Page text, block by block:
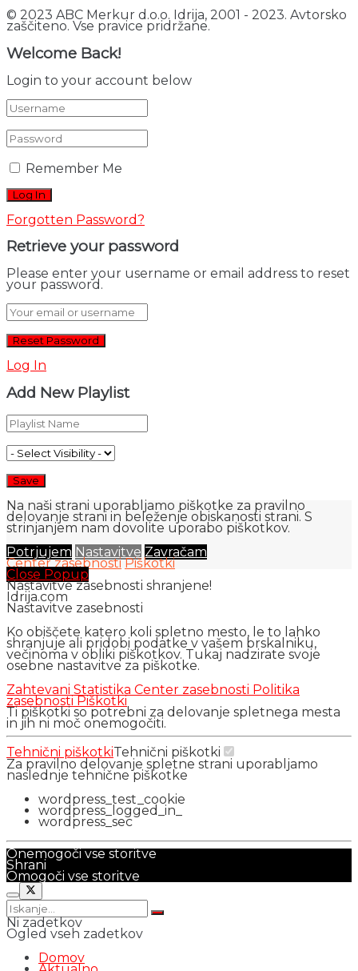
© 2023 ABC Merkur d.o.o. Idrija, 2001 - 2023. Avtorsko
zaščiteno. Vse pravice pridržane.
Welcome Back!
Login to your account below
Remember Me
Forgotten Password?
Retrieve your password
Please enter your username or email address to reset
your password.
Log In
Add New Playlist
Na naši strani uporabljamo piškotke za pravilno
delovanje strani in beleženje obiskanosti strani. S
strinjanjem nam dovolite uporabo piškotkov.
Potrjujem Nastavitve Zavračam
Center zasebnosti Piškotki
Close Popup
Nastavitve zasebnosti shranjene!
Idrija.com
Nastavitve zasebnosti
Ko obiščete katero koli spletno mesto, le to lahko
shranjuje ali pridobi podatke v vašem brskalniku,
večinoma v obliki piškotkov. Tukaj nadzirate svoje
osebne nastavitve za piškotke.
Zahtevani Statistika Center zasebnosti Politika
zasebnostiPiškotki
Ti piškotki so potrebni za delovanje spletnega mesta
in jih ni moč onemogočiti.
Tehnični piškotkiTehnični piškotki
Za pravilno delovanje spletne strani uporabljamo
naslednje tehnične piškotke
wordpress_test_cookie
wordpress_logged_in_
wordpress_sec
Onemogoči vse storitve
Shrani
Omogoči vse storitve
Ni zadetkov
Ogled vseh zadetkov
Domov